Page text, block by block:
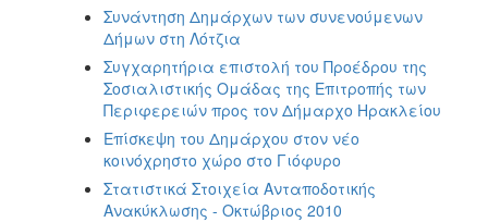
Συνάντηση Δημάρχων των συνενούμενων
Δήμων στη Λότζια
Συγχαρητήρια επιστολή του Προέδρου της
Σοσιαλιστικής Ομάδας της Επιτροπής των
Περιφερειών προς τον Δήμαρχο Ηρακλείου
Επίσκεψη του Δημάρχου στον νέο
κοινόχρηστο χώρο στο Γιόφυρο
Στατιστικά Στοιχεία Ανταποδοτικής
Ανακύκλωσης - Οκτώβριος 2010